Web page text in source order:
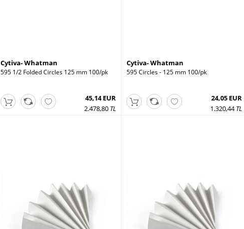
Cytiva- Whatman
595 1/2 Folded Circles 125 mm 100/pk
45,14 EUR
2.478,80 TL
Cytiva- Whatman
595 Circles - 125 mm 100/pk
24,05 EUR
1.320,44TL